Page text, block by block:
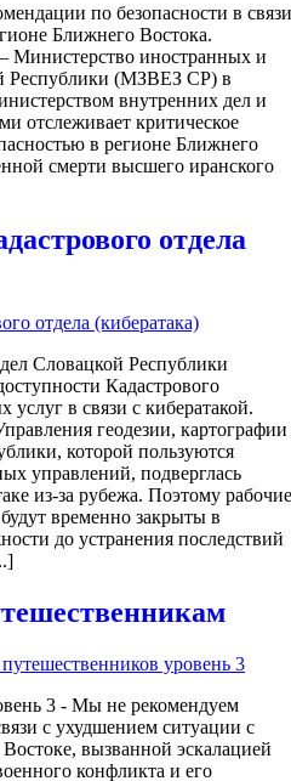
по безопасности в связи
Ближнего Востока.
Министерство иностранных и
Республики (МЗВЕЗ СР) в
внутренних дел и
отслеживает критическое
в регионе Ближнего
смерти высшего иранского
отдела
Словацкой Республики
Кадастрового
услуг в связи с кибератакой.
геодезии, картографии
которой пользуются
управлений, подверглась
из-за рубежа. Поэтому рабочие
временно закрыты в
до устранения последствий
3 - Мы не рекомендуем
с ухудшением ситуации с
вызванной эскалацией
конфликта и его